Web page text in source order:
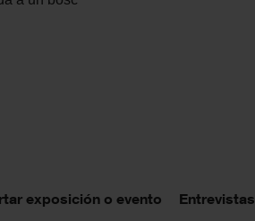
exposición o evento Entrevistas